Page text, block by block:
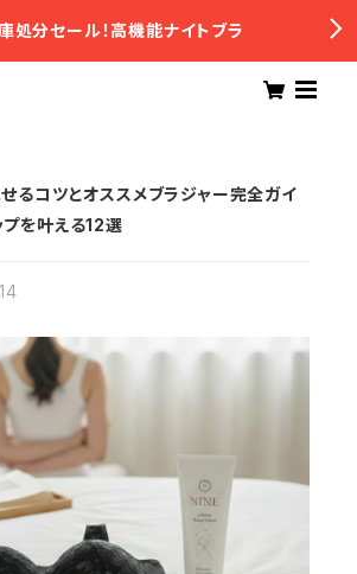
処分セール！高機能ナイトブラ
るコツとオススメブラジャー完全ガイ
プを叶える12選